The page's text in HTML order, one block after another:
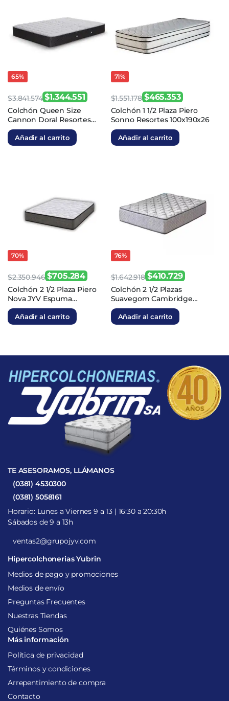
65%
$3.841.574
El
precio
original
era:
$1.344.551
El
precio
actual
es:
Colchón Queen Size
Cannon Doral Resortes
Continuo 160x200x27
Añadir al carrito
71%
$1.551.178
El
precio
original
era:
$465.353
El
precio
actual
es:
Colchón 1 1/2 Plaza Piero
Sonno Resortes 100x190x26
Añadir al carrito
70%
$2.350.946
El
precio
original
era:
$705.284
El
precio
actual
es:
Colchón 2 1/2 Plaza Piero
Nova JYV Espuma
140x190x27
Añadir al carrito
76%
$1.642.918
El
precio
original
era:
$410.729
El
precio
actual
es:
Colchón 2 1/2 Plazas
Suavegom Cambridge
Espuma 140x190x23
Añadir al carrito
TE ASESORAMOS, LLÁMANOS
(0381) 4530300
(0381) 5058161
Horario: Lunes a Viernes 9 a 13 | 16:30 a 20:30h
Sábados de 9 a 13h
ventas2@grupojyv.com
Hipercolchonerias Yubrin
Medios de pago y promociones
Medios de envío
Preguntas Frecuentes
Nuestras Tiendas
Quiénes Somos
Más información
Política de privacidad
Términos y condiciones
Arrepentimiento de compra
Contacto